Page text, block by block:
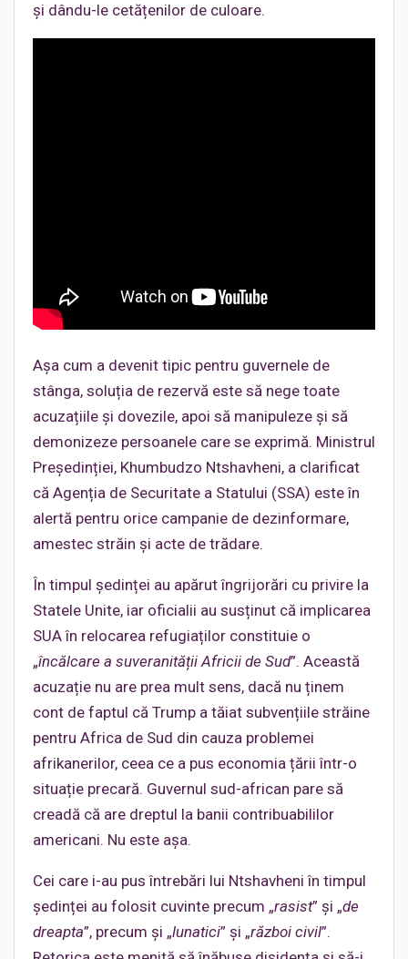
și dându-le cetățenilor de culoare.
Așa cum a devenit tipic pentru guvernele de
stânga, soluția de rezervă este să nege toate
acuzațiile și dovezile, apoi să manipuleze și să
demonizeze persoanele care se exprimă. Ministrul
Președinției, Khumbudzo Ntshavheni, a clarificat
că Agenția de Securitate a Statului (SSA) este în
alertă pentru orice campanie de dezinformare,
amestec străin și acte de trădare.
În timpul ședinței au apărut îngrijorări cu privire la
Statele Unite, iar oficialii au susținut că implicarea
SUA în relocarea refugiaților constituie o
„încălcare a suveranității Africii de Sud”. Această
acuzație nu are prea mult sens, dacă nu ținem
cont de faptul că Trump a tăiat subvențiile străine
pentru Africa de Sud din cauza problemei
afrikanerilor, ceea ce a pus economia țării într-o
situație precară. Guvernul sud-african pare să
creadă că are dreptul la banii contribuabililor
americani. Nu este așa.
Cei care i-au pus întrebări lui Ntshavheni în timpul
ședinței au folosit cuvinte precum „rasist” și „de
dreapta”, precum și „lunatici” și „război civil”.